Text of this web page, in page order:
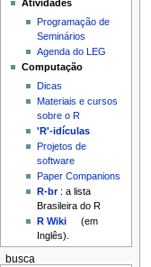
Atividades
Programação de
Seminários
Agenda do LEG
Computação
Dicas
Materiais e cursos
sobre o R
'R'-idículas
Projetos de
software
Paper Companions
R-br: a lista
Brasileira do R
R Wiki
(em
Inglês).
busca